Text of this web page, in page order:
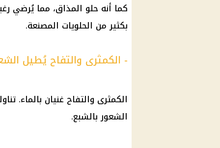
كما أنه حلو المذاق، مما يُرضي
بكثير من الحلويات المصنعة.
- الكمثرى والتفاح يُطيل
الكمثرى والتفاح غنيان بالماء.
الشعور بالشبع.